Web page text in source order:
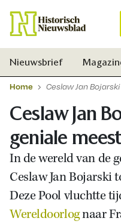
Nieuwsbrief
Home Ceslaw Jan
Ceslaw Jan
geniale
In de wereld van de
Ceslaw Jan Bojarski
Deze Pool vluchtte
Wereldoorlognaar